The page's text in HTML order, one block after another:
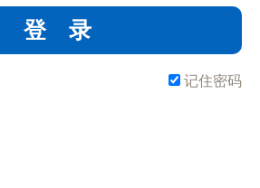
登 录
记住密码